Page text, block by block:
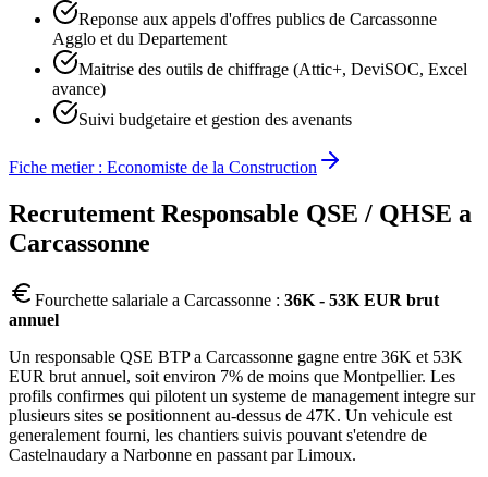
Reponse aux appels d'offres publics de Carcassonne
Agglo et du Departement
Maitrise des outils de chiffrage (Attic+, DeviSOC, Excel
avance)
Suivi budgetaire et gestion des avenants
Fiche metier : Economiste de la Construction
Recrutement Responsable QSE / QHSE a
Carcassonne
Fourchette salariale a Carcassonne : 36K - 53K EUR brut
annuel
Un responsable QSE BTP a Carcassonne gagne entre 36K et 53K
EUR brut annuel, soit environ 7% de moins que Montpellier. Les
profils confirmes qui pilotent un systeme de management integre sur
plusieurs sites se positionnent au-dessus de 47K. Un vehicule est
generalement fourni, les chantiers suivis pouvant s'etendre de
Castelnaudary a Narbonne en passant par Limoux.